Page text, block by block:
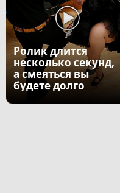
Ролик длится
несколько секунд,
а смеяться вы
будете долго